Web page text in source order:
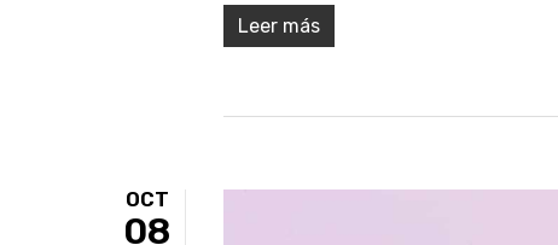
Leer más
OCT
08